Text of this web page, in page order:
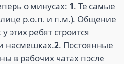
о минусах: 1. Те самые
лице р.о.п. и п.м.). Общение
этих ребят строится
насмешках.2. Постоянные
в рабочих чатах после